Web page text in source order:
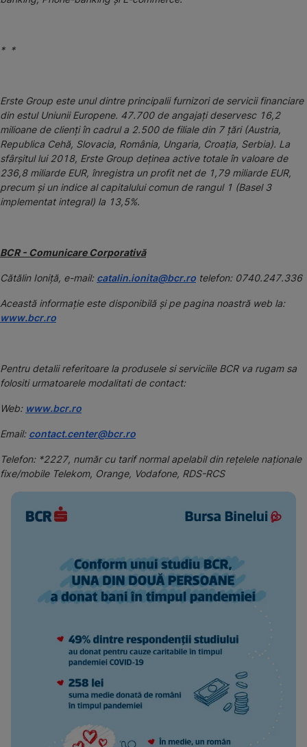
* *
Erste Group este unul dintre principalii furnizori de servicii financiare
din estul Uniunii Europene. 47.700 de angajați deservesc 16,2
milioane de clienți în cadrul a 2.500 de filiale din 7 țări (Austria,
Republica Cehă, Slovacia, România, Ungaria, Croația, Serbia). La
sfârșitul lui 2018, Erste Group deținea active totale în valoare de
236,8 miliarde EUR, înregistra un profit net de 1,79 miliarde EUR,
precum și un indice al capitalului comun de rangul 1 (Basel 3
implementat integral) la 13,5%.
BCR - Comunicare Corporativă
Cătălin Ioniță, e-mail: catalin.ionita@bcr.ro telefon: 0740.247.336
Această informaţie este disponibilă şi pe pagina noastră web la:
www.bcr.ro
Pentru detalii referitoare la produsele si serviciile BCR va rugam sa
folositi urmatoarele modalitati de contact:
Web: www.bcr.ro
Email: contact.center@bcr.ro
Telefon: *2227, număr cu tarif normal apelabil din rețelele naționale
fixe/mobile Telekom, Orange, Vodafone, RDS-RCS